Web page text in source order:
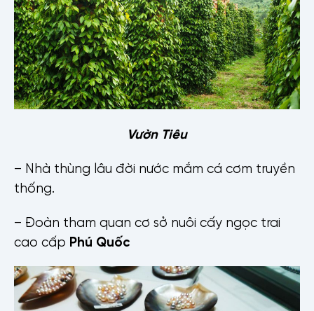
Vườn Tiêu
– Nhà thùng lâu đời nước mắm cá cơm truyền
thống.
– Đoàn tham quan cơ sở nuôi cấy ngọc trai
cao cấp Phú Quốc